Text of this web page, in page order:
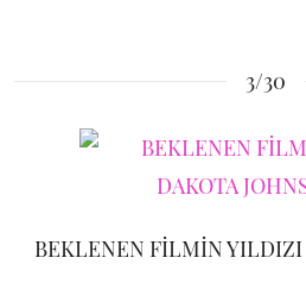
3/30
BEKLENEN FİLMİN YILDIZI